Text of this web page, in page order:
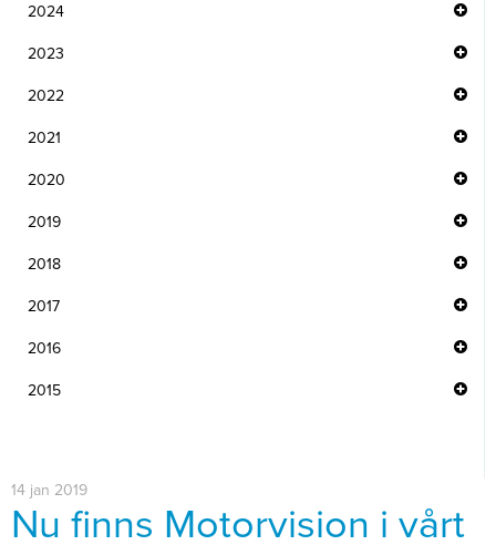
2024
2023
2022
2021
2020
2019
2018
2017
2016
2015
14 jan 2019
Nu finns Motorvision i vårt